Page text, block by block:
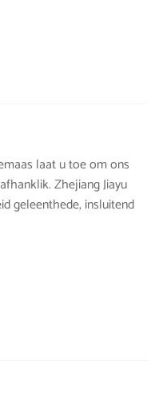
laat u toe om ons
Zhejiang Jiayu
geleenthede, insluitend